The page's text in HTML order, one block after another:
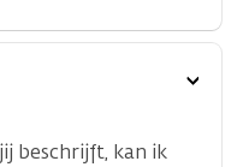
beschrijft, kan ik
Toon